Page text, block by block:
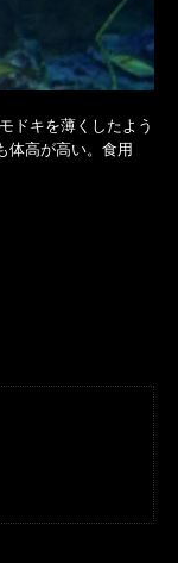
ドキを薄くしたよう
体高が高い。食用